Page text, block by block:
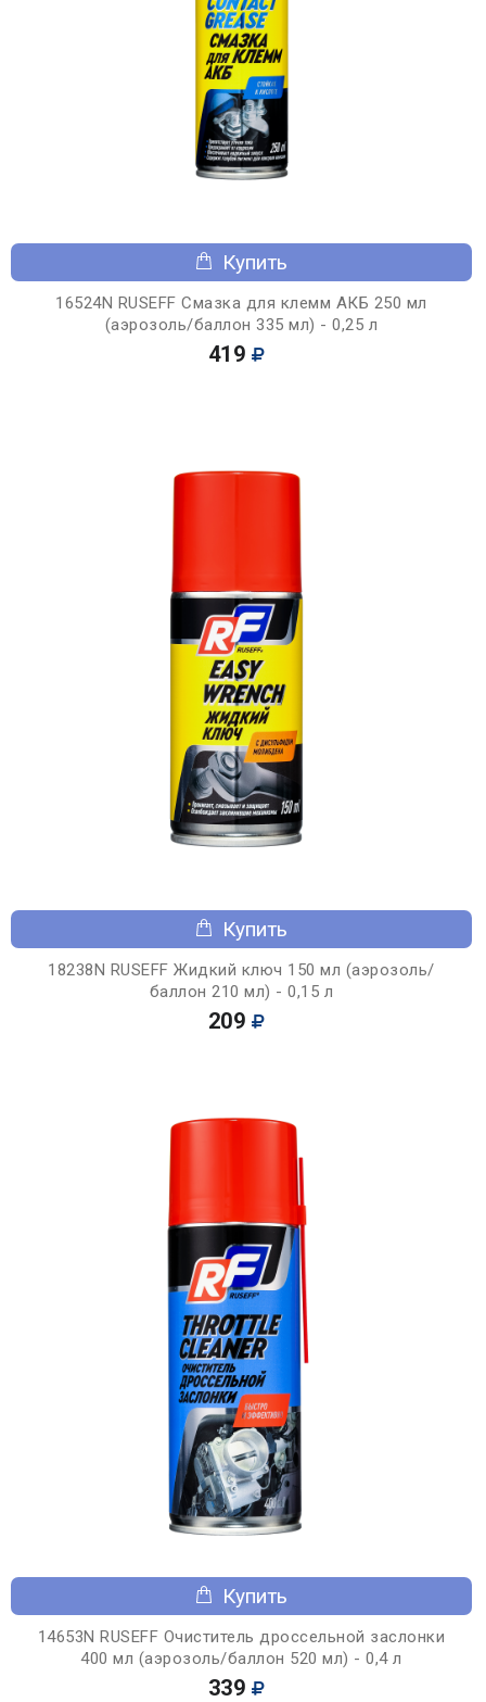
Купить
16524N RUSEFF Смазка для клемм АКБ 250 мл
(аэрозоль/баллон 335 мл) - 0,25 л
419
Купить
18238N RUSEFF Жидкий ключ 150 мл (аэрозоль/
баллон 210 мл) - 0,15 л
209
Купить
14653N RUSEFF Очиститель дроссельной заслонки
400 мл (аэрозоль/баллон 520 мл) - 0,4 л
339